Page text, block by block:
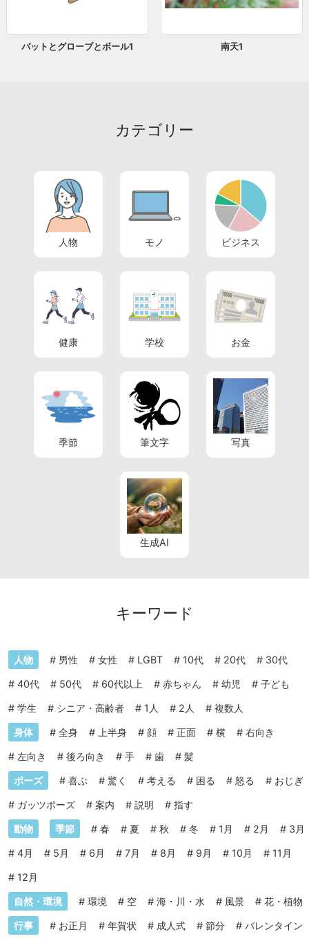
バットとグローブとボール1 南天1
カテゴリー
人物 モノ ビジネス
健康 学校 お金
季節 筆文字 写真
生成AI
キーワード
人物 # 男性 # 女性 # LGBT # 10代 # 20代 # 30代
# 40代 # 50代 # 60代以上 # 赤ちゃん # 幼児 # 子ども
# 学生 # シニア・高齢者 # 1人 # 2人 # 複数人
身体 # 全身 # 上半身 # 顔 # 正面 # 横 # 右向き
# 左向き # 後ろ向き # 手 # 歯 # 髪
ポーズ # 喜ぶ # 驚く # 考える # 困る # 怒る # おじぎ
# ガッツポーズ # 案内 # 説明 # 指す
動物 季節 # 春 # 夏 # 秋 # 冬 # 1月 # 2月 # 3月
# 4月 # 5月 # 6月 # 7月 # 8月 # 9月 # 10月 # 11月
# 12月
自然・環境 # 環境 # 空 # 海・川・水 # 風景 # 花・植物
行事 # お正月 # 年賀状 # 成人式 # 節分 # バレンタイン